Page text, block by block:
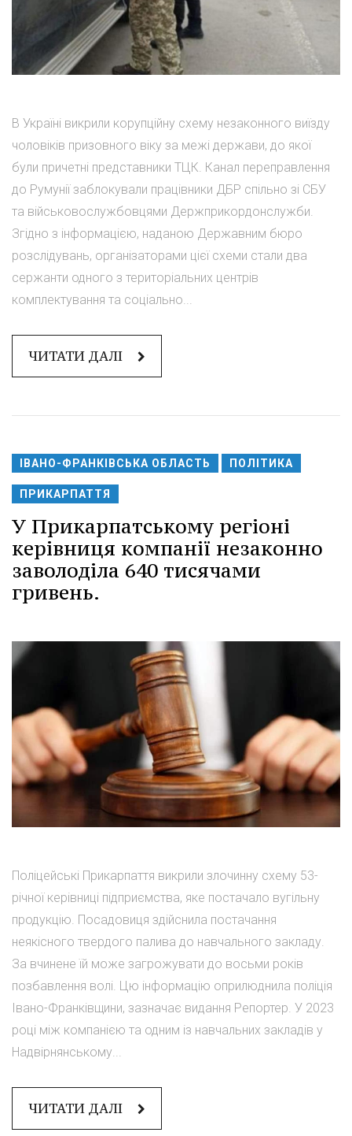
В Україні викрили корупційну схему незаконного виїзду
чоловіків призовного віку за межі держави, до якої
були причетні представники ТЦК. Канал переправлення
до Румунії заблокували працівники ДБР спільно зі СБУ
та військовослужбовцями Держприкордонслужби.
Згідно з інформацією, наданою Державним бюро
розслідувань, організаторами цієї схеми стали два
сержанти одного з територіальних центрів
комплектування та соціально...
ЧИТАТИ ДАЛІ
ІВАНО-ФРАНКІВСЬКА ОБЛАСТЬ ПОЛІТИКА
ПРИКАРПАТТЯ
У Прикарпатському регіоні
керівниця компанії незаконно
заволоділа 640 тисячами
гривень.
Поліцейські Прикарпаття викрили злочинну схему 53-
річної керівниці підприємства, яке постачало вугільну
продукцію. Посадовиця здійснила постачання
неякісного твердого палива до навчального закладу.
За вчинене їй може загрожувати до восьми років
позбавлення волі. Цю інформацію оприлюднила поліція
Івано-Франківщини, зазначає видання Репортер. У 2023
році між компанією та одним із навчальних закладів у
Надвірнянському...
ЧИТАТИ ДАЛІ